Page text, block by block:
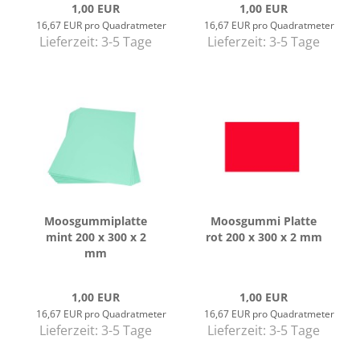
1,00 EUR
16,67 EUR pro Quadratmeter
Lieferzeit: 3-5 Tage
1,00 EUR
16,67 EUR pro Quadratmeter
Lieferzeit: 3-5 Tage
Moos­gum­mi­plat­te
mint 200 x 300 x 2
mm
1,00 EUR
16,67 EUR pro Quadratmeter
Lieferzeit: 3-5 Tage
Moos­gum­mi Plat­te
rot 200 x 300 x 2 mm
1,00 EUR
16,67 EUR pro Quadratmeter
Lieferzeit: 3-5 Tage